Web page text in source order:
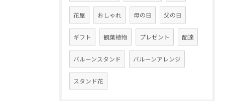
花屋 おしゃれ 母の日 父の日
ギフト 観葉植物 プレゼント 配達
バルーンスタンド バルーンアレンジ
スタンド花